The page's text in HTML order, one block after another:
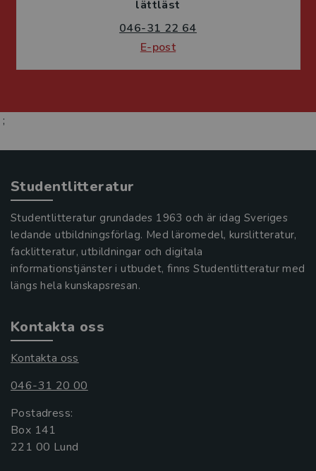
lättläst
046-31 22 64
E-post
;
Studentlitteratur
Studentlitteratur grundades 1963 och är idag Sveriges
ledande utbildningsförlag. Med läromedel, kurslitteratur,
facklitteratur, utbildningar och digitala
informationstjänster i utbudet, finns Studentlitteratur med
längs hela kunskapsresan.
Kontakta oss
Kontakta oss
046-31 20 00
Postadress:
Box 141
221 00 Lund